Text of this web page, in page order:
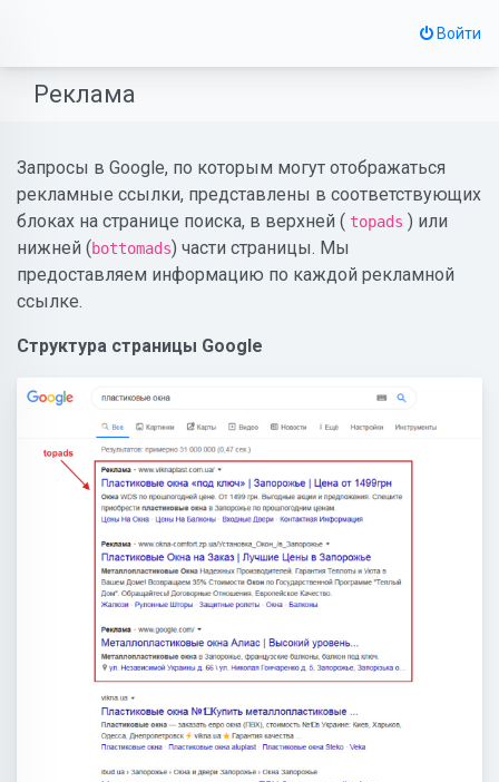
Войти
Реклама
Запросы в Google, по которым могут отображаться
рекламные ссылки, представлены в соответствующих
блоках на странице поиска, в верхней ( topads ) или
нижней (bottomads) части страницы. Мы
предоставляем информацию по каждой рекламной
ссылке.
Структура страницы Google